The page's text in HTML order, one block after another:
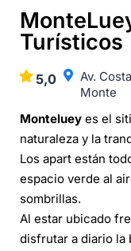
Turísticos
5,0
Av.
Monte
Monteluey es el
naturaleza y la
Los apart están
espacio verde al
sombrillas.
Al estar ubicado
disfrutar a diario la